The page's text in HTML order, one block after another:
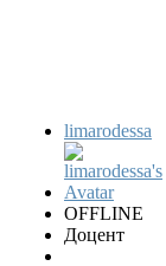
limarodessa
OFFLINE
Доцент